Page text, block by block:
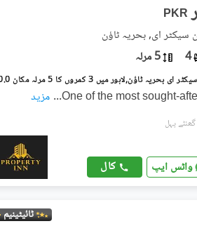
PKR
سیکٹر ای, بحریہ ٹاؤن
4 5 مرلہ
One of the most sought-
... مزید
واٹس ایپ کال
ٹائیٹینیم